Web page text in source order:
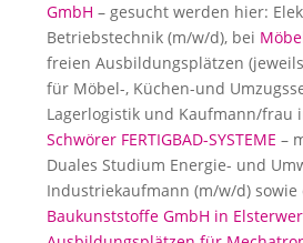
GmbH – gesucht werden hier:
Betriebstechnik (m/w/d), bei
freien Ausbildungsplätzen
für Möbel-, Küchen-und
Lagerlogistik und Kaufmann/frau
Schwörer FERTIGBAD-SYSTEME –
Duales Studium Energie- und
Industriekaufmann (m/w/d) sowie
Baukunststoffe GmbH in